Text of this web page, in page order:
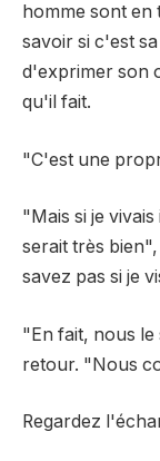
homme sont en
savoir si c'est
d'exprimer son
qu'il fait.
"C'est une
"Mais si je
serait très
savez pas si je
"En fait, nous
retour. "Nous
Regardez